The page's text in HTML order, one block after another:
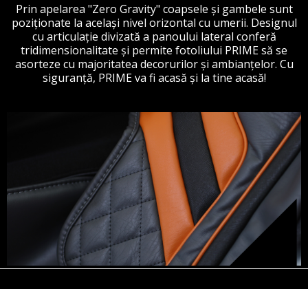
Prin apelarea "Zero Gravity" coapsele şi gambele sunt
poziţionate la același nivel orizontal cu umerii. Designul
cu articulație divizată a panoului lateral conferă
tridimensionalitate și permite fotoliului PRIME să se
asorteze cu majoritatea decorurilor și ambianțelor. Cu
siguranță, PRIME va fi acasă și la tine acasă!